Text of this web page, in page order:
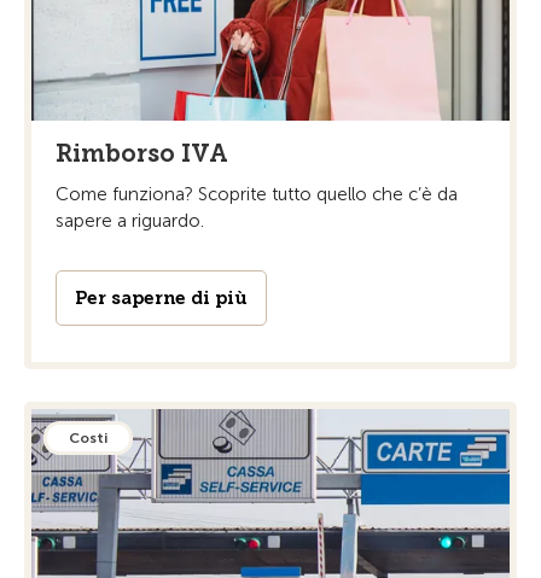
Rimborso IVA
Come funziona? Scoprite tutto quello che c’è da
sapere a riguardo.
Per saperne di più
Costi